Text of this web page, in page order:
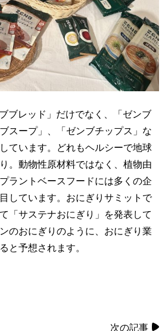
ブレッド」だけでなく、「ゼンブ
スープ」、「ゼンブチップス」な
ています。どれもヘルシーで地球
。動物性原材料ではなく、植物由
ラントベースフードには多くの企
しています。おにぎりサミットで
「サステナおにぎり」を発表して
のおにぎりのように、おにぎり業
と予想されます。
次の記事